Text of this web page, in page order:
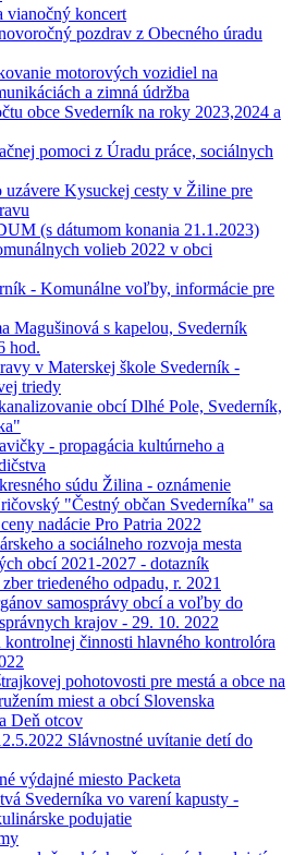
vianočný koncert
pozdrav z Obecného úradu
motorových vozidiel na
a zimná údržba
obce Svederník na roky 2023,2024 a
pomoci z Úradu práce, sociálnych
uzávere Kysuckej cesty v Žiline pre
(s dátumom konania 21.1.2023)
volieb 2022 v obci
- Komunálne voľby, informácie pre
Magušinová s kapelou, Svederník
hod.
v Materskej škole Svederník -
triedy
obcí Dlhé Pole, Svederník,
- propagácia kultúrneho a
súdu Žilina - oznámenie
"Čestný občan Svederníka" sa
nadácie Pro Patria 2022
a sociálneho rozvoja mesta
obcí 2021-2027 - dotazník
triedeného odpadu, r. 2021
samosprávy obcí a voľby do
krajov - 29. 10. 2022
činnosti hlavného kontrolóra
pohotovosti pre mestá a obce na
miest a obcí Slovenska
Deň otcov
Slávnostné uvítanie detí do
výdajné miesto Packeta
Svederníka vo varení kapusty -
podujatie